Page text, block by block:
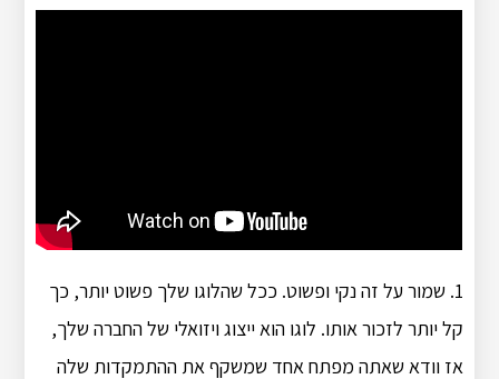
1. שמור על זה נקי ופשוט. ככל שהלוגו שלך פשוט יותר, כך
קל יותר לזכור אותו. לוגו הוא ייצוג ויזואלי של החברה שלך,
אז וודא שאתה מפתח אחד שמשקף את ההתמקדות שלה